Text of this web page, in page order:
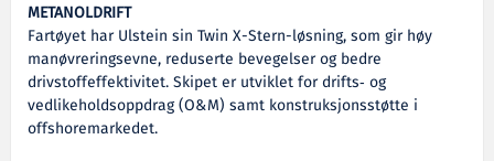
METANOLDRIFT
Fartøyet har Ulstein sin Twin X-Stern-løsning, som gir høy
manøvreringsevne, reduserte bevegelser og bedre
drivstoffeffektivitet.Skipet er utviklet for drifts‑ og
vedlikeholdsoppdrag (O&M) samt konstruksjonsstøtte i
offshoremarkedet.